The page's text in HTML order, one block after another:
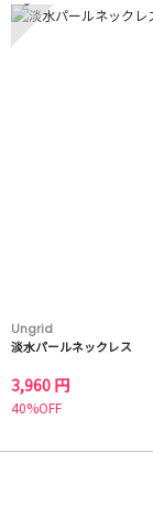
Ungrid
淡水パールネックレス
3,960 円
40%OFF